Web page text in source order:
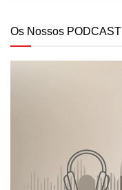
Os Nossos PODCAST